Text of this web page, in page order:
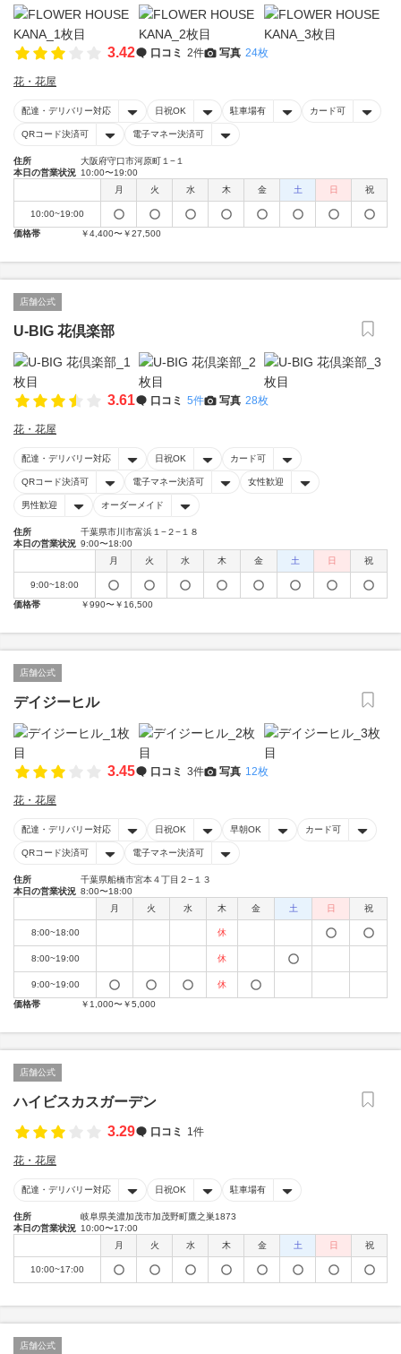
3.42 口コミ 2件 写真 24枚
花・花屋
配達・デリバリー対応 日祝OK 駐車場有 カード可
QRコード決済可 電子マネー決済可
住所
大阪府守口市河原町１−１
本日の営業状況 10:00〜19:00
月
火 水 木 金 土 日 祝
10:00~19:00
価格帯
￥4,400〜￥27,500
店舗公式
U-BIG 花倶楽部
3.61 口コミ 5件 写真 28枚
花・花屋
配達・デリバリー対応 日祝OK カード可
QRコード決済可 電子マネー決済可 女性歓迎
男性歓迎 オーダーメイド
住所
千葉県市川市富浜１−２−１８
本日の営業状況 9:00〜18:00
月
火 水 木 金 土 日 祝
9:00~18:00
価格帯
￥990〜￥16,500
店舗公式
デイジーヒル
3.45 口コミ 3件 写真 12枚
花・花屋
配達・デリバリー対応 日祝OK 早朝OK カード可
QRコード決済可 電子マネー決済可
住所
千葉県船橋市宮本４丁目２−１３
本日の営業状況 8:00〜18:00
月
火 水 木 金 土 日 祝
8:00~18:00 休
8:00~19:00 休
9:00~19:00
休
価格帯
￥1,000〜￥5,000
店舗公式
ハイビスカスガーデン
3.29
口コミ 1件
花・花屋
配達・デリバリー対応 日祝OK 駐車場有
住所
岐阜県美濃加茂市加茂野町鷹之巣1873
本日の営業状況 10:00〜17:00
月
火 水 木 金 土 日 祝
10:00~17:00
店舗公式